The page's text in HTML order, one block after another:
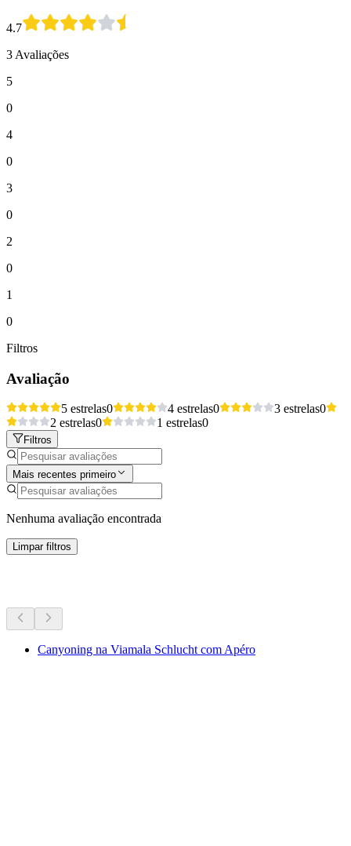
4.7
3 Avaliações
5
0
4
0
3
0
2
0
1
0
Filtros
Avaliação
5 estrelas0 4 estrelas0 3 estrelas0
2 estrelas0 1 estrelas0
Filtros
Mais recentes primeiro
Nenhuma avaliação encontrada
Limpar filtros
Canyoning na Viamala Schlucht com Apéro